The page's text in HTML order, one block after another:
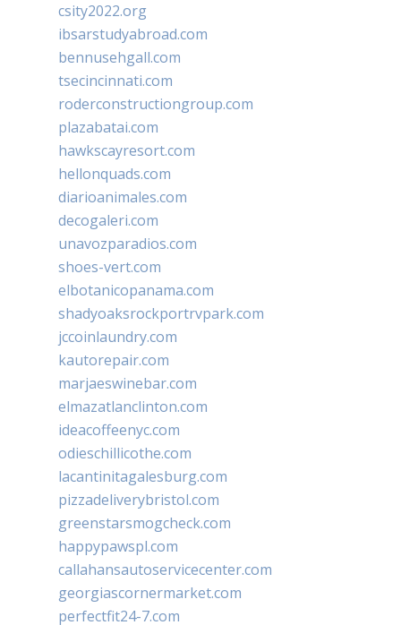
csity2022.org
ibsarstudyabroad.com
bennusehgall.com
tsecincinnati.com
roderconstructiongroup.com
plazabatai.com
hawkscayresort.com
hellonquads.com
diarioanimales.com
decogaleri.com
unavozparadios.com
shoes-vert.com
elbotanicopanama.com
shadyoaksrockportrvpark.com
jccoinlaundry.com
kautorepair.com
marjaeswinebar.com
elmazatlanclinton.com
ideacoffeenyc.com
odieschillicothe.com
lacantinitagalesburg.com
pizzadeliverybristol.com
greenstarsmogcheck.com
happypawspl.com
callahansautoservicecenter.com
georgiascornermarket.com
perfectfit24-7.com